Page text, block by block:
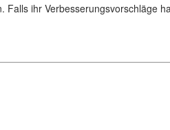
ihr Verbesserungsvorschläge